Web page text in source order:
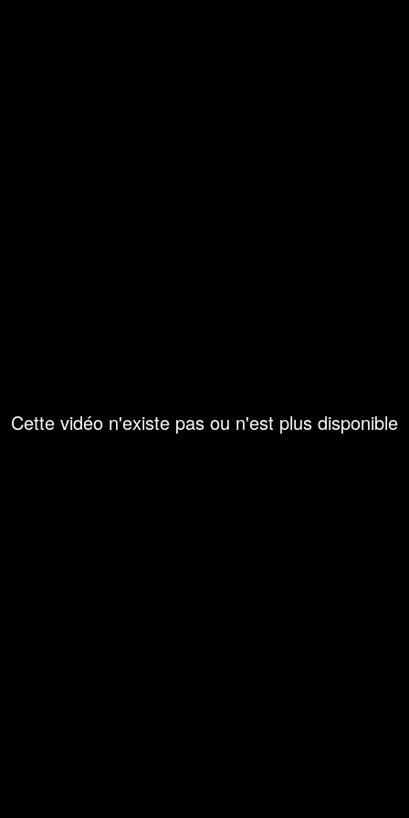
Cette vidéo n'existe pas ou n'est plus disponible